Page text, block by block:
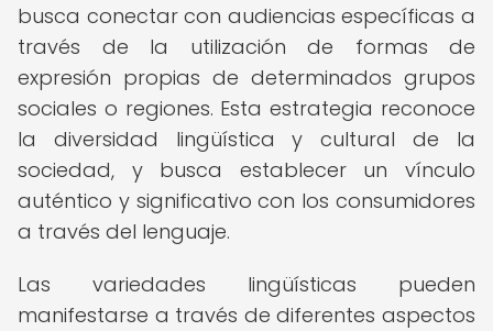
busca conectar con audiencias específicas a
través de la utilización de formas de
expresión propias de determinados grupos
sociales o regiones. Esta estrategia reconoce
la diversidad lingüística y cultural de la
sociedad, y busca establecer un vínculo
auténtico y significativo con los consumidores
a través del lenguaje.
Las variedades lingüísticas pueden
manifestarse a través de diferentes aspectos